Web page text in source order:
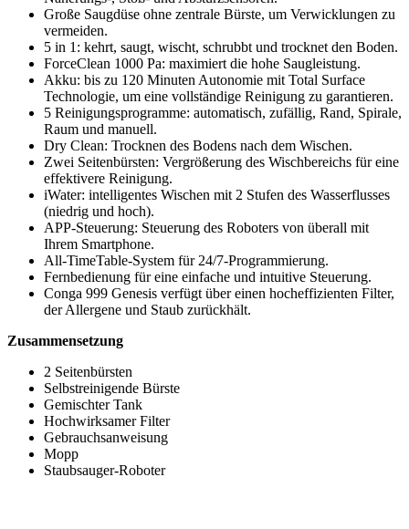
Große Saugdüse ohne zentrale Bürste, um Verwicklungen zu
vermeiden.
5 in 1: kehrt, saugt, wischt, schrubbt und trocknet den Boden.
ForceClean 1000 Pa: maximiert die hohe Saugleistung.
Akku: bis zu 120 Minuten Autonomie mit Total Surface
Technologie, um eine vollständige Reinigung zu garantieren.
5 Reinigungsprogramme: automatisch, zufällig, Rand, Spirale,
Raum und manuell.
Dry Clean: Trocknen des Bodens nach dem Wischen.
Zwei Seitenbürsten: Vergrößerung des Wischbereichs für eine
effektivere Reinigung.
iWater: intelligentes Wischen mit 2 Stufen des Wasserflusses
(niedrig und hoch).
APP-Steuerung: Steuerung des Roboters von überall mit
Ihrem Smartphone.
All-TimeTable-System für 24/7-Programmierung.
Fernbedienung für eine einfache und intuitive Steuerung.
Conga 999 Genesis verfügt über einen hocheffizienten Filter,
der Allergene und Staub zurückhält.
Zusammensetzung
2 Seitenbürsten
Selbstreinigende Bürste
Gemischter Tank
Hochwirksamer Filter
Gebrauchsanweisung
Mopp
Staubsauger-Roboter